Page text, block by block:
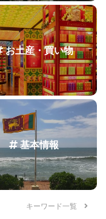
お土産・買い物
基本情報
キーワード一覧